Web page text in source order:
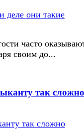
часто
своим до...
так сложно